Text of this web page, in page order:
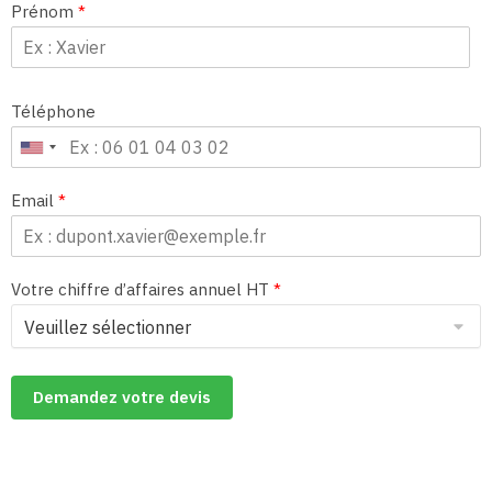
Prénom *
Téléphone
Email *
Votre chiffre d’affaires annuel HT *
Demandez votre devis